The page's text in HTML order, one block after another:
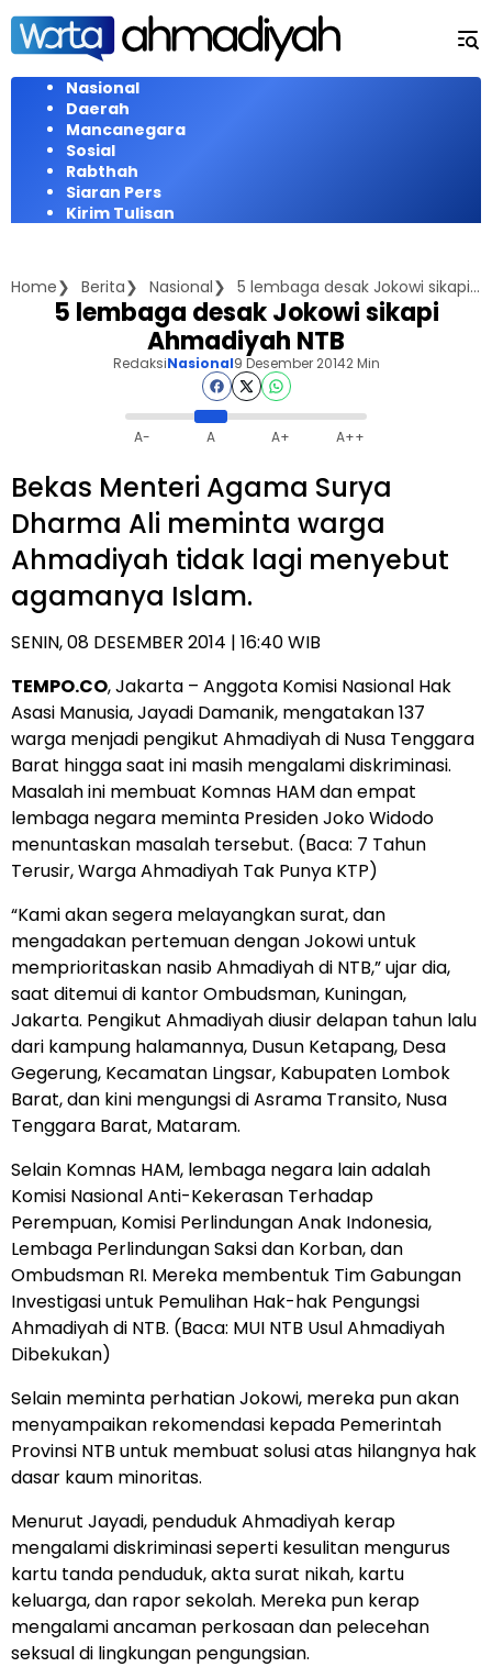
Langsung
konten
Nasional
Daerah
Mancanegara
Sosial
Rabthah
Siaran Pers
Kirim Tulisan
Home Berita Nasional 5 lembaga desak Jokowi sikapi Ahmadiyah NTB
5 lembaga desak Jokowi sikapi
Ahmadiyah NTB
RedaksiNasional9 Desember 20142 Min
A- A A+ A++
Bekas Menteri Agama Surya
Dharma Ali meminta warga
Ahmadiyah tidak lagi menyebut
agamanya Islam.
SENIN, 08 DESEMBER 2014 | 16:40 WIB
TEMPO.CO, Jakarta – Anggota Komisi Nasional Hak
Asasi Manusia, Jayadi Damanik, mengatakan 137
warga menjadi pengikut Ahmadiyah di Nusa Tenggara
Barat hingga saat ini masih mengalami diskriminasi.
Masalah ini membuat Komnas HAM dan empat
lembaga negara meminta Presiden Joko Widodo
menuntaskan masalah tersebut. (Baca: 7 Tahun
Terusir, Warga Ahmadiyah Tak Punya KTP)
“Kami akan segera melayangkan surat, dan
mengadakan pertemuan dengan Jokowi untuk
memprioritaskan nasib Ahmadiyah di NTB,” ujar dia,
saat ditemui di kantor Ombudsman, Kuningan,
Jakarta. Pengikut Ahmadiyah diusir delapan tahun lalu
dari kampung halamannya, Dusun Ketapang, Desa
Gegerung, Kecamatan Lingsar, Kabupaten Lombok
Barat, dan kini mengungsi di Asrama Transito, Nusa
Tenggara Barat, Mataram.
Selain Komnas HAM, lembaga negara lain adalah
Komisi Nasional Anti-Kekerasan Terhadap
Perempuan, Komisi Perlindungan Anak Indonesia,
Lembaga Perlindungan Saksi dan Korban, dan
Ombudsman RI. Mereka membentuk Tim Gabungan
Investigasi untuk Pemulihan Hak-hak Pengungsi
Ahmadiyah di NTB. (Baca: MUI NTB Usul Ahmadiyah
Dibekukan)
Selain meminta perhatian Jokowi, mereka pun akan
menyampaikan rekomendasi kepada Pemerintah
Provinsi NTB untuk membuat solusi atas hilangnya hak
dasar kaum minoritas.
Menurut Jayadi, penduduk Ahmadiyah kerap
mengalami diskriminasi seperti kesulitan mengurus
kartu tanda penduduk, akta surat nikah, kartu
keluarga, dan rapor sekolah. Mereka pun kerap
mengalami ancaman perkosaan dan pelecehan
seksual di lingkungan pengungsian.